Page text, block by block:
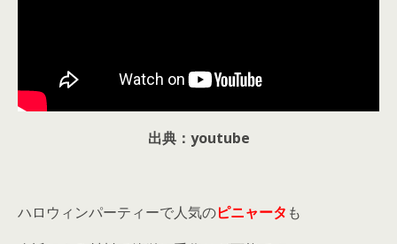
出典：youtube
ハロウィンパーティーで人気のピニャータ も